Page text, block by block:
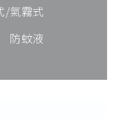
/氣霧式
防蚊液